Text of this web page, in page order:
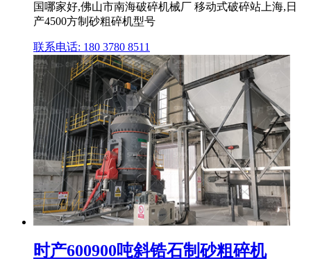
国哪家好,佛山市南海破碎机械厂 移动式破碎站上海,日
产4500方制砂粗碎机型号
联系电话: 180 3780 8511
时产600900吨斜锆石制砂粗碎机